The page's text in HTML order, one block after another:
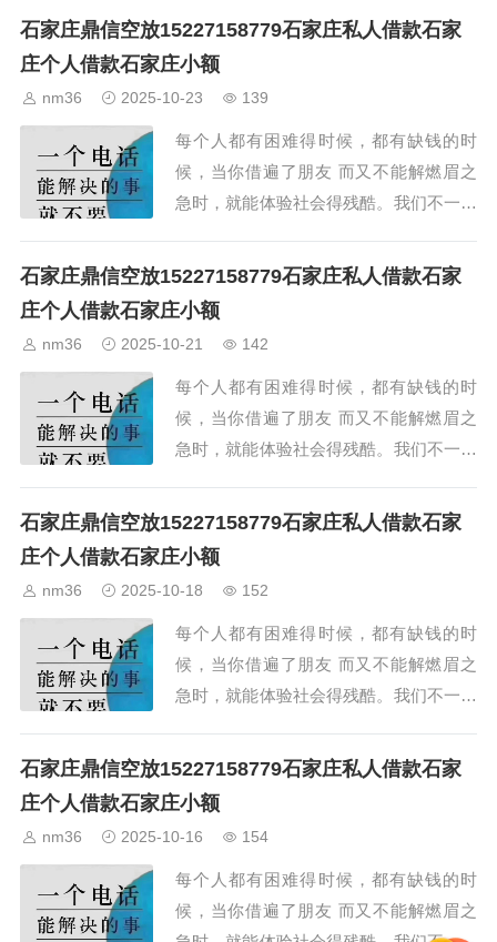
的燃眉之急。...
石家庄鼎信空放15227158779石家庄私人借款石家
庄个人借款石家庄小额
nm36 2025-10-23 139
每个人都有困难得时候，都有缺钱的时
候，当你借遍了朋友 而又不能解燃眉之
急时，就能体验社会得残酷。我们不一定
的燃眉之急。...
石家庄鼎信空放15227158779石家庄私人借款石家
庄个人借款石家庄小额
nm36 2025-10-21 142
每个人都有困难得时候，都有缺钱的时
候，当你借遍了朋友 而又不能解燃眉之
急时，就能体验社会得残酷。我们不一定
的燃眉之急。...
石家庄鼎信空放15227158779石家庄私人借款石家
庄个人借款石家庄小额
nm36 2025-10-18 152
每个人都有困难得时候，都有缺钱的时
候，当你借遍了朋友 而又不能解燃眉之
急时，就能体验社会得残酷。我们不一定
的燃眉之急。...
石家庄鼎信空放15227158779石家庄私人借款石家
庄个人借款石家庄小额
nm36 2025-10-16 154
每个人都有困难得时候，都有缺钱的时
候，当你借遍了朋友 而又不能解燃眉之